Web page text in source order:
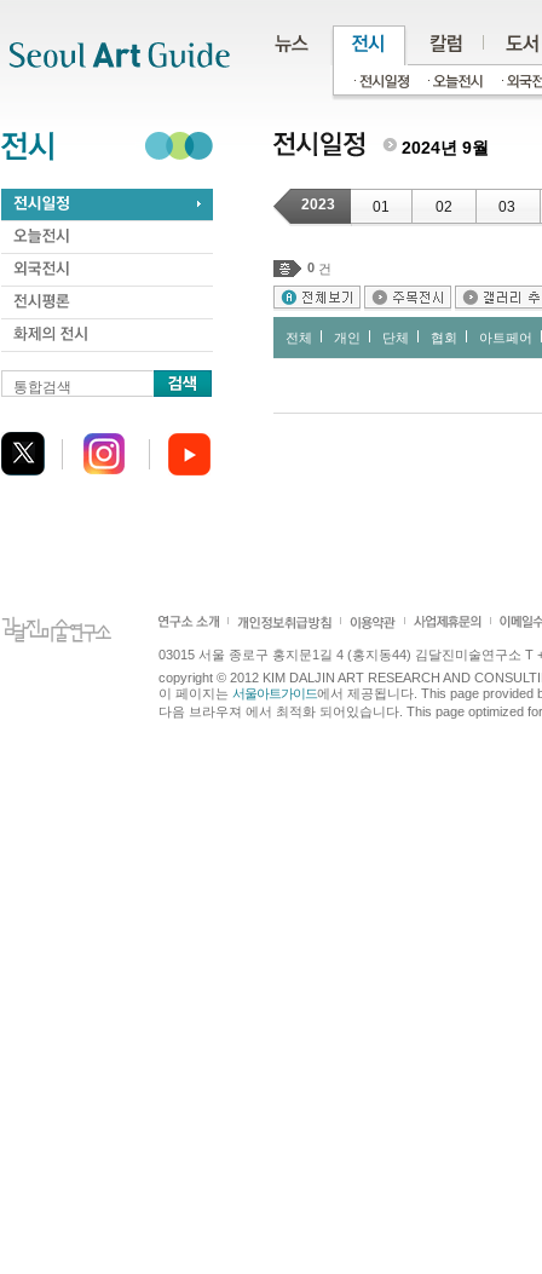
통합검색
2024년 9월
2023 01 02 03
0 건
전체 개인 단체 협회 아트페어
03015 서울 종로구 홍지문1길 4 (홍지동44) 김달진미술연구소 T
copyright © 2012 KIM DALJIN ART RESEARCH AND
이 페이지는 서울아트가이드에서 제공됩니다. This page provided
다음 브라우져 에서 최적화 되어있습니다. This page optimized